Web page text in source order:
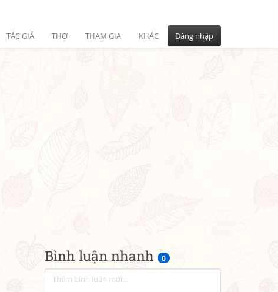
TÁC GIẢ THƠ THAM GIA KHÁC Đăng nhập
Bình luận nhanh 0